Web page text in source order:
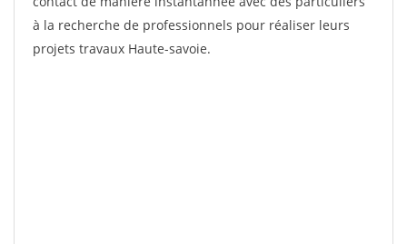
à la recherche de professionnels pour réaliser leurs
projets travaux Haute-savoie.